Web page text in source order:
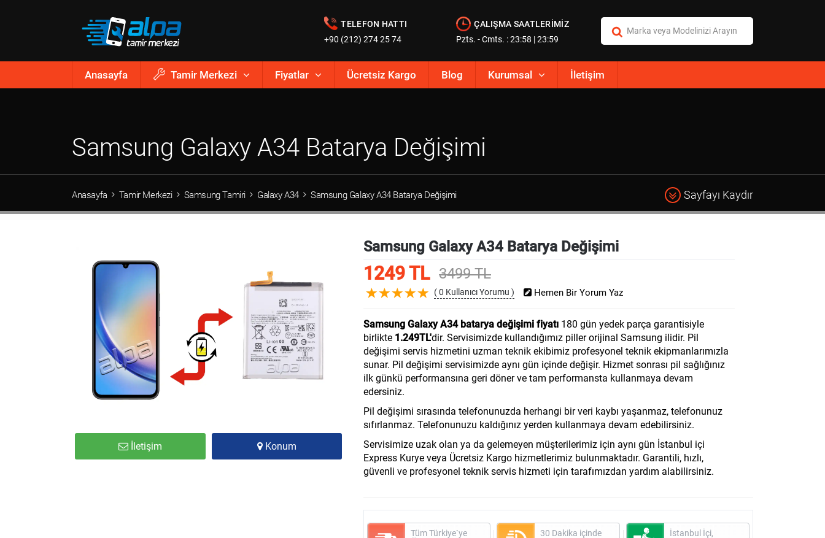
ÇALIŞMA SAATLERİMİZ
Pzts. - Cmts. : 23:58 | 23:59
TELEFON HATTI
+90 (212) 274 25 74
Anasayfa Tamir Merkezi Fiyatlar Ücretsiz Kargo Blog Kurumsal İletişim
Samsung Galaxy A34 Batarya Değişimi
Anasayfa Tamir Merkezi Samsung Tamiri Galaxy A34 Samsung Galaxy A34 Batarya Değişimi Sayfayı Kaydır
İletişim Konum
Samsung Galaxy A34 Batarya Değişimi
1249 TL 3499 TL
( 0 Kullanıcı Yorumu ) Hemen Bir Yorum Yaz
Samsung Galaxy A34 batarya değişimi fiyatı 180 gün yedek parça garantisiyle
birlikte 1.249TL'dir. Servisimizde kullandığımız piller orijinal Samsung ilidir. Pil
değişimi servis hizmetini uzman teknik ekibimiz profesyonel teknik ekipmanlarımızla
sunar. Pil değişimi servisimizde aynı gün içinde değişir. Hizmet sonrası pil sağlığınız
ilk günkü performansına geri döner ve tam performansta kullanmaya devam
edersiniz.
Pil değişimi sırasında telefonunuzda herhangi bir veri kaybı yaşanmaz, telefonunuz
sıfırlanmaz. Telefonunuzu kaldığınız yerden kullanmaya devam edebilirsiniz.
Servisimize uzak olan ya da gelemeyen müşterilerimiz için aynı gün İstanbul içi
Express Kurye veya Ücretsiz Kargo hizmetlerimiz bulunmaktadır. Garantili, hızlı,
güvenli ve profesyonel teknik servis hizmeti için tarafımızdan yardım alabilirsiniz.
Tüm Türkiye`ye 30 Dakika içinde İstanbul İçi,